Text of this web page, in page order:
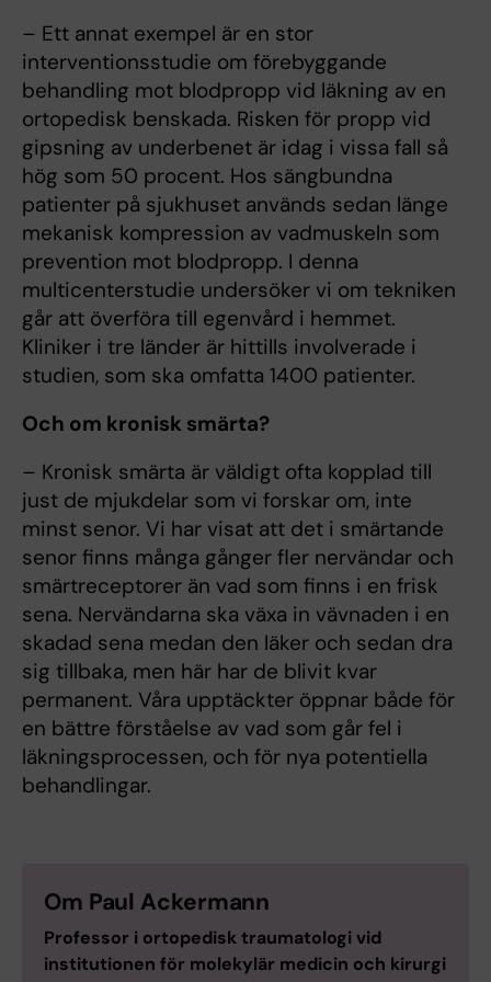
– Ett annat exempel är en stor
interventionsstudie om förebyggande
behandling mot blodpropp vid läkning av en
ortopedisk benskada. Risken för propp vid
gipsning av underbenet är idag i vissa fall så
hög som 50 procent. Hos sängbundna
patienter på sjukhuset används sedan länge
mekanisk kompression av vadmuskeln som
prevention mot blodpropp. I denna
multicenterstudie undersöker vi om tekniken
går att överföra till egenvård i hemmet.
Kliniker i tre länder är hittills involverade i
studien, som ska omfatta 1400 patienter.
Och om kronisk smärta?
– Kronisk smärta är väldigt ofta kopplad till
just de mjukdelar som vi forskar om, inte
minst senor. Vi har visat att det i smärtande
senor finns många gånger fler nervändar och
smärtreceptorer än vad som finns i en frisk
sena. Nervändarna ska växa in vävnaden i en
skadad sena medan den läker och sedan dra
sig tillbaka, men här har de blivit kvar
permanent. Våra upptäckter öppnar både för
en bättre förståelse av vad som går fel i
läkningsprocessen, och för nya potentiella
behandlingar.
Om Paul Ackermann
Professor i ortopedisk traumatologi vid
institutionen för molekylär medicin och kirurgi